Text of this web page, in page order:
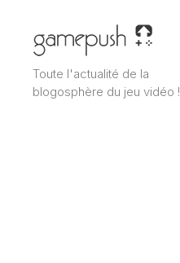
content
Toute l'actualité de la
blogosphère du jeu vidéo !